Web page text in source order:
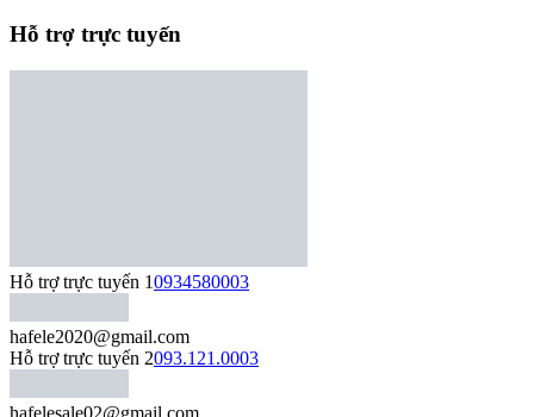
Hỗ trợ trực tuyến
Hỗ trợ trực tuyến 10934580003
hafele2020@gmail.com
Hỗ trợ trực tuyến 2093.121.0003
hafelesale02@gmail.com